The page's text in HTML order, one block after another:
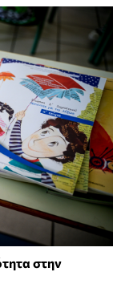
στην